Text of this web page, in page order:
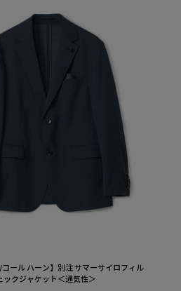
コール ハーン】別注 サマーサイロフィル
ックジャケット＜通気性＞